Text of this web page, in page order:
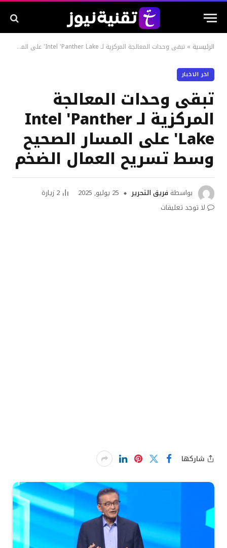
الرئيسية » تبقى وحدات المعالجة المركزية لـ Intel 'Panther Lake' على المسار الصحيح وسط تسريح العمال الضخم
اخر الاخبار
تبقى وحدات المعالجة
المركزية لـ Intel 'Panther
Lake' على المسار الصحيح
وسط تسريح العمال الضخم
بواسطة فريق التحرير 25 يوليو, 2025 2 زيارة
لا توجد تعليقات
شاركها